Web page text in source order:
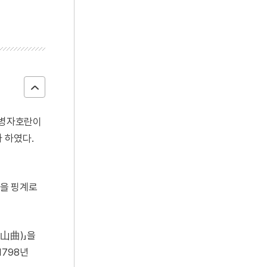
자호란이
하였다.
핑계로
曲)」을
년